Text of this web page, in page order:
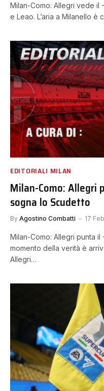
Milan-Como: Allegri vede il
e Leao. L’aria a Milanello è
EDITORIALI MILAN
Milan-Como: Allegri
sogna lo Scudetto
By Agostino Combatti 17
Milan-Como: Allegri punta il
momento della verità è
Allegri…